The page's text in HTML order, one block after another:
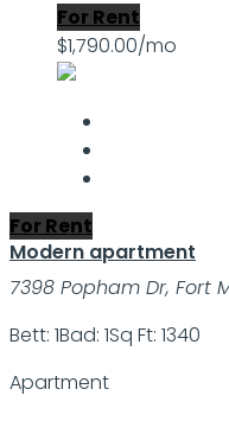
For Rent
$1,790.00/mo
For Rent
Modern apartment
7398 Popham Dr, Fort
Bett: 1Bad: 1Sq Ft: 1340
Apartment